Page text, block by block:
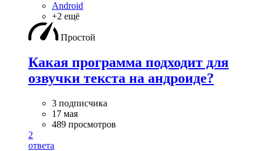
Android
+2 ещё
Простой
Какая программа подходит для
озвучки текста на андроиде?
3 подписчика
17 мая
489 просмотров
2
ответа